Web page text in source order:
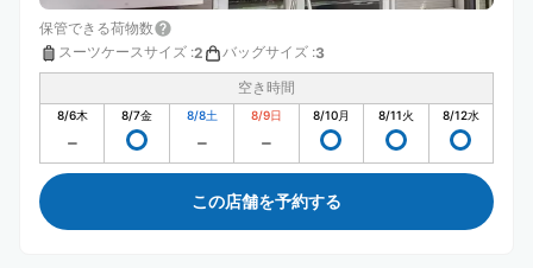
保管できる荷物数
スーツケースサイズ :2 バッグサイズ :3
空き時間
8/6木 8/7金 8/8土 8/9日 8/10月 8/11火 8/12水
この店舗を予約する